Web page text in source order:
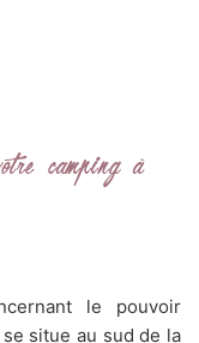
camping à
le pouvoir
situe au sud de la